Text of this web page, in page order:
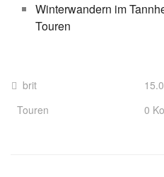
Winterwandern im
Touren
brit
Touren
0